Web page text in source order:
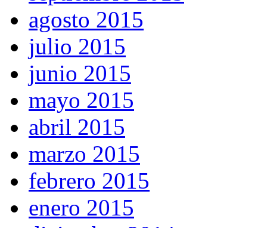
agosto 2015
julio 2015
junio 2015
mayo 2015
abril 2015
marzo 2015
febrero 2015
enero 2015